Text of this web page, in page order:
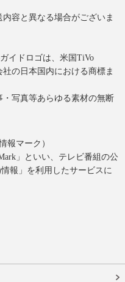
容と異なる場合がございま
イドロゴは、米国TiVo
の日本国内における商標ま
写真等あらゆる素材の無断
報マーク）
」といい、テレビ番組の公
報」を利用したサービスに